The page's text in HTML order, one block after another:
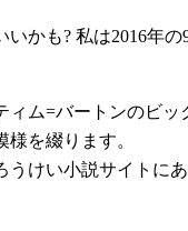
かも? 私は2016年
ム=バートンのビ
を綴ります。
けい小説サイトに